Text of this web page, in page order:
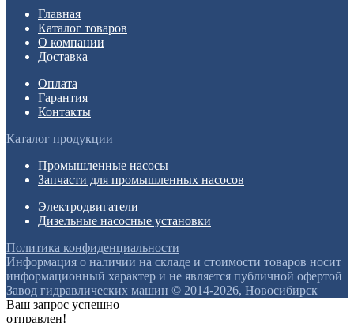
Главная
Каталог товаров
О компании
Доставка
Оплата
Гарантия
Контакты
Каталог продукции
Промышленные насосы
Запчасти для промышленных насосов
Электродвигатели
Дизельные насосные установки
Политика конфиденциальности
Информация о наличии на складе и стоимости товаров носит
информационный характер и не является публичной офертой
Завод гидравлических машин © 2014-2026, Новосибирск
Ваш запрос успешно
отправлен!